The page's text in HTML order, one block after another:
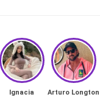
Ignacia
Arturo Longton